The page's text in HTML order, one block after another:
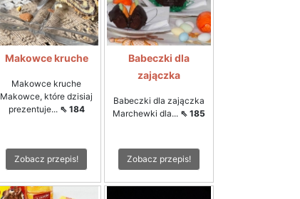
Makowce kruche
Makowce kruche
Makowce, które dzisiaj
prezentuje... ⇖ 184
Zobacz przepis!
Babeczki dla
zajączka
Babeczki dla zajączka
Marchewki dla... ⇖ 185
Zobacz przepis!